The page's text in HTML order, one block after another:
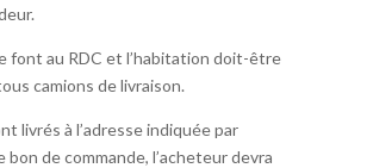
font au RDC et l’habitation doit-être
camions de livraison.
livrés à l’adresse indiquée par
bon de commande, l’acheteur devra